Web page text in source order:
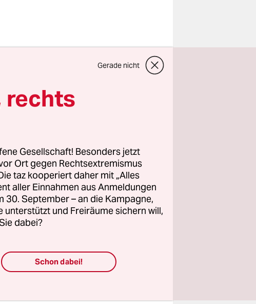
Banner,
sich am
und Polizei
ist eine der
zu
Afghanistan
zu
Grünen,
der
sich nicht
Gerade nicht
rechts
Gesellschaft! Besonders jetzt
Ort gegen Rechtsextremismus
taz kooperiert daher mit „Alles
aller Einnahmen aus Anmeldungen
30. September – an die Kampagne,
unterstützt und Freiräume sichern will,
dabei?
Schon dabei!